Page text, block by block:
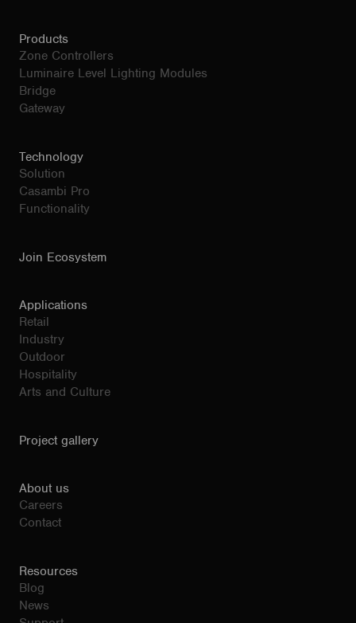
Products
Zone Controllers
Luminaire Level Lighting Modules
Bridge
Gateway
Technology
Solution
Casambi Pro
Functionality
Join Ecosystem
Applications
Retail
Industry
Outdoor
Hospitality
Arts and Culture
Project gallery
About us
Careers
Contact
Resources
Blog
News